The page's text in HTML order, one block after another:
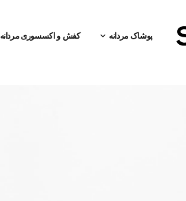
پوشاک مردانه کفش و اکسسوری مردانه